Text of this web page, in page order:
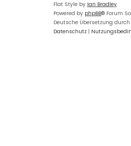
Flat Style by Ian Bradley
Powered by phpBB® Forum
Deutsche Übersetzung durch
Datenschutz |